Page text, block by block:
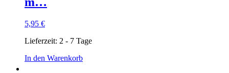
5,95 €
Lieferzeit: 2 - 7 Tage
In den Warenkorb